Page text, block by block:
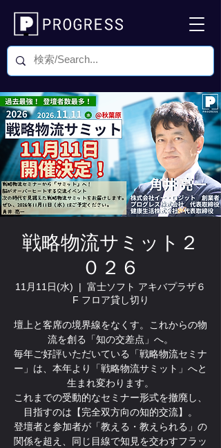
戦略物流サミット２
０２６
11月11日(水)
  |
富士ソフト アキバプラザ６
F フロア貸し切り
壇上と客席の境界線をなくす。これからの物
流を創る「知の交差点」へ。
毎年ご好評いただいている「戦略物流セミナ
ー」は、本年より「戦略物流サミット」へと
生まれ変わります。
これまでの受動的なセミナー形式を撤廃し、
目指すのは【完全双方向の知的交流】。
登壇者と参加者が「教える・教えられる」の
関係を超え、同じ目線で知見を交わすフラッ